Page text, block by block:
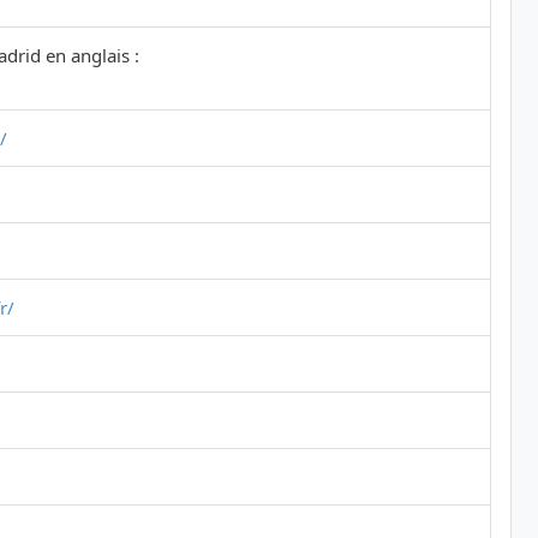
en anglais :